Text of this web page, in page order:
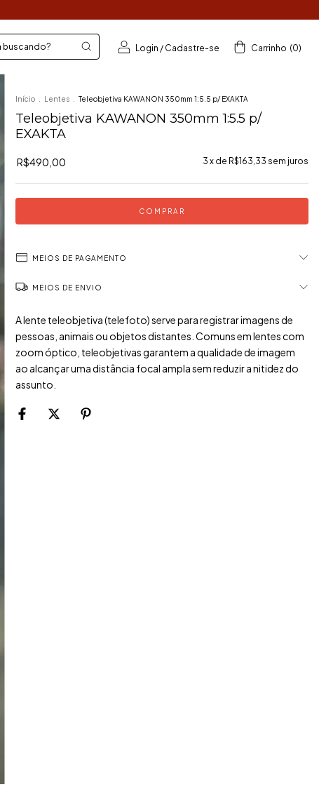
Login / Cadastre-se Carrinho (0)
Início Lentes Teleobjetiva KAWANON 350mm 1:5.5 p/ EXAKTA
Teleobjetiva KAWANON 350mm 1:5.5 p/
EXAKTA
R$490,00 3 x de R$163,33 sem juros
MEIOS DE PAGAMENTO
MEIOS DE ENVIO
A lente teleobjetiva (telefoto) serve para registrar imagens de
pessoas, animais ou objetos distantes. Comuns em lentes com
zoom óptico, teleobjetivas garantem a qualidade de imagem
ao alcançar uma distância focal ampla sem reduzir a nitidez do
assunto.